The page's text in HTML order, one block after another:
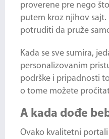
proverene pre nego
putem kroz njihov sajt.
potruditi da pruže
Kada se sve sumira,
personalizovanim
podrške i pripadnosti
o tome možete
A kada dođe
Ovako kvalitetni